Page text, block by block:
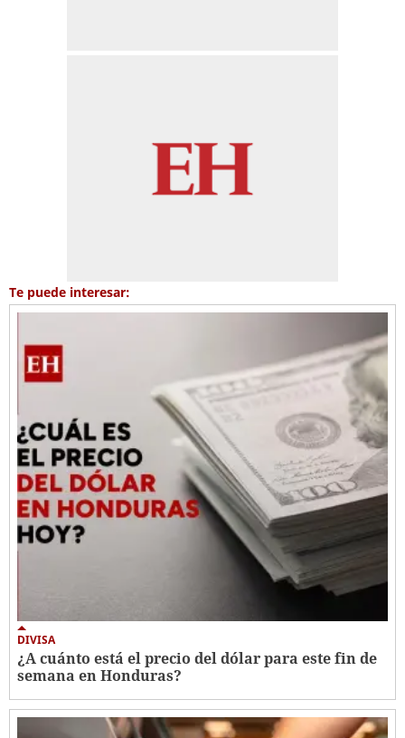
Te puede interesar:
DIVISA
¿A cuánto está el precio del dólar para este fin de
semana en Honduras?